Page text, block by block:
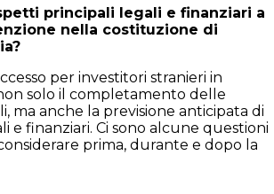
principali legali e finanziari a
nella costituzione di
per investitori stranieri in
solo il completamento delle
ma anche la previsione anticipata di
e finanziari. Ci sono alcune questioni
prima, durante e dopo la